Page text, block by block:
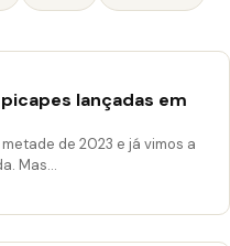
lançadas em
de 2023 e já vimos a
Mas…